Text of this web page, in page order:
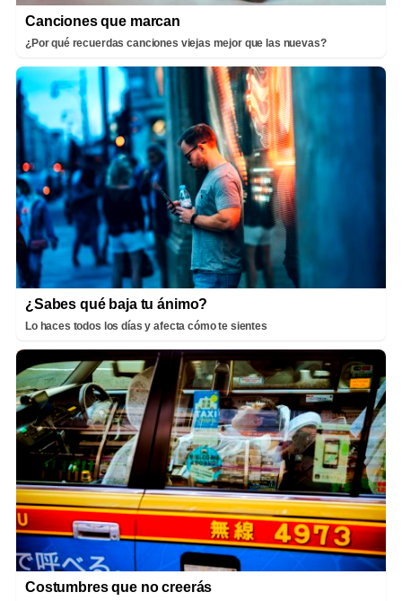
Canciones que marcan
¿Por qué recuerdas canciones viejas mejor que las nuevas?
¿Sabes qué baja tu ánimo?
Lo haces todos los días y afecta cómo te sientes
Costumbres que no creerás